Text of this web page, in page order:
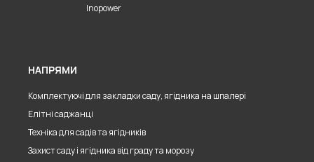
Inopower
НАПРЯМИ
Комплектуючі для закладки саду, ягідника на шпалері
Елітні саджанці
Техніка для садів та ягідників
Захист саду і ягідника від граду та морозу